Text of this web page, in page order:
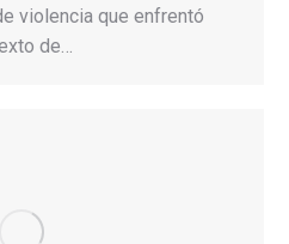
violencia que enfrentó
de…